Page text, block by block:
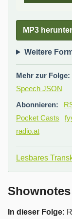
MP3
Weitere
Mehr zur Folge:
Speech JSON
Abonnieren:
Pocket Casts
radio.at
Lesbares
Shownotes
In dieser Folge: